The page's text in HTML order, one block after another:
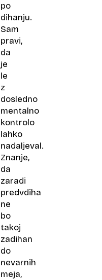
po
dihanju.
Sam
pravi,
da
je
le
z
dosledno
mentalno
kontrolo
lahko
nadaljeval.
Znanje,
da
zaradi
predvdiha
ne
bo
takoj
zadihan
do
nevarnih
meja,